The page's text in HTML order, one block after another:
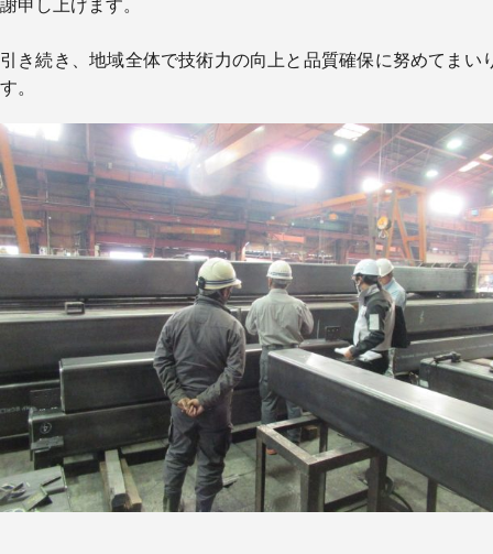
績
ア
セ
ス
採
用
情
会
社
要
謝申し上げます。
引き続き、地域全体で技術力の向上と品質確保に努めてまい
す。